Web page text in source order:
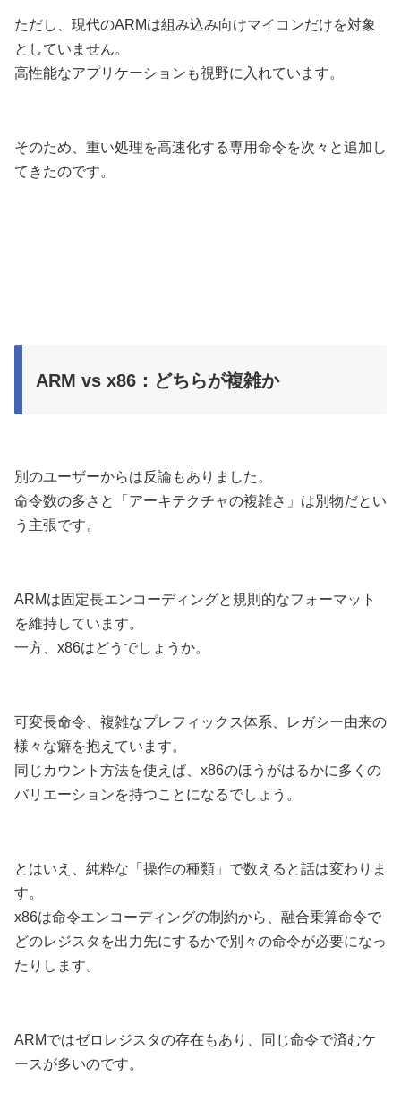
ただし、現代のARMは組み込み向けマイコンだけを対象
としていません。
高性能なアプリケーションも視野に入れています。
そのため、重い処理を高速化する専用命令を次々と追加し
てきたのです。
ARM vs x86：どちらが複雑か
別のユーザーからは反論もありました。
命令数の多さと「アーキテクチャの複雑さ」は別物だとい
う主張です。
ARMは固定長エンコーディングと規則的なフォーマット
を維持しています。
一方、x86はどうでしょうか。
可変長命令、複雑なプレフィックス体系、レガシー由来の
様々な癖を抱えています。
同じカウント方法を使えば、x86のほうがはるかに多くの
バリエーションを持つことになるでしょう。
とはいえ、純粋な「操作の種類」で数えると話は変わりま
す。
x86は命令エンコーディングの制約から、融合乗算命令で
どのレジスタを出力先にするかで別々の命令が必要になっ
たりします。
ARMではゼロレジスタの存在もあり、同じ命令で済むケ
ースが多いのです。